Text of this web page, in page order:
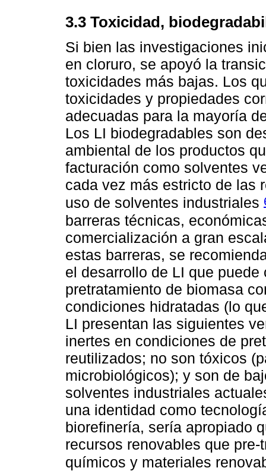
3.3 Toxicidad,
Si bien las investigaciones
en cloruro, se apoyó la
toxicidades más bajas. Los
toxicidades y propiedades
adecuadas para la mayoría
Los LI biodegradables son
ambiental de los productos
facturación como solventes
cada vez más estricto de las
uso de solventes industriales
barreras técnicas,
comercialización a gran
estas barreras, se
el desarrollo de LI que
pretratamiento de biomasa
condiciones hidratadas (lo
LI presentan las siguientes
inertes en condiciones de
reutilizados; no son tóxicos
microbiológicos); y son de
solventes industriales
una identidad como
biorefinería, sería apropiado
recursos renovables que
químicos y materiales